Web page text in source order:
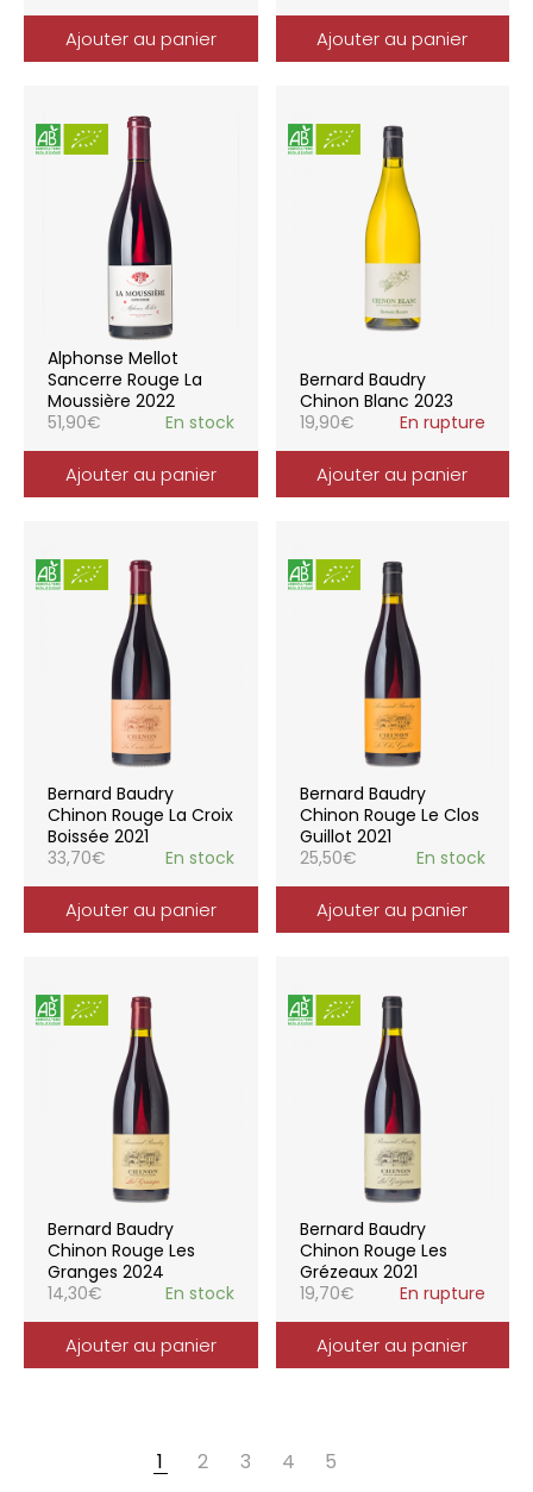
Ajouter au panier Ajouter au panier
Alphonse Mellot
Sancerre Rouge La
Moussière 2022
51,90€ En stock
Ajouter au panier
Bernard Baudry
Chinon Blanc 2023
19,90€ En rupture
Ajouter au panier
Bernard Baudry
Chinon Rouge La Croix
Boissée 2021
33,70€ En stock
Ajouter au panier
Bernard Baudry
Chinon Rouge Le Clos
Guillot 2021
25,50€ En stock
Ajouter au panier
Bernard Baudry
Chinon Rouge Les
Granges 2024
14,30€ En stock
Ajouter au panier
Bernard Baudry
Chinon Rouge Les
Grézeaux 2021
19,70€ En rupture
Ajouter au panier
1 2 3 4 5